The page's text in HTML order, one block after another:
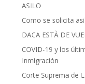
ASILO
Como se solicita
DACA ESTÀ DE
COVID-19 y los
Inmigración
Corte Suprema de